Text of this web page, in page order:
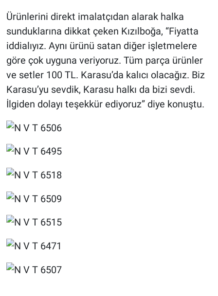
Ürünlerini direkt imalatçıdan alarak halka
sunduklarına dikkat çeken Kızılboğa, “Fiyatta
iddialıyız. Aynı ürünü satan diğer işletmelere
göre çok uyguna veriyoruz. Tüm parça ürünler
ve setler 100 TL. Karasu’da kalıcı olacağız. Biz
Karasu’yu sevdik, Karasu halkı da bizi sevdi.
İlgiden dolayı teşekkür ediyoruz” diye konuştu.